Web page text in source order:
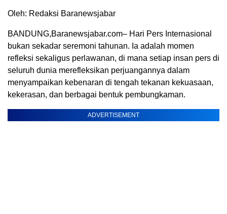
Oleh: Redaksi Baranewsjabar
BANDUNG,Baranewsjabar.com– Hari Pers Internasional
bukan sekadar seremoni tahunan. Ia adalah momen
refleksi sekaligus perlawanan, di mana setiap insan pers di
seluruh dunia merefleksikan perjuangannya dalam
menyampaikan kebenaran di tengah tekanan kekuasaan,
kekerasan, dan berbagai bentuk pembungkaman.
ADVERTISEMENT